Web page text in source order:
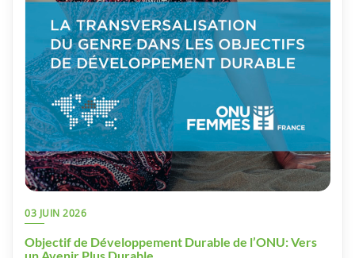
03 JUIN 2026
Objectif de Développement Durable de l’ONU: Vers